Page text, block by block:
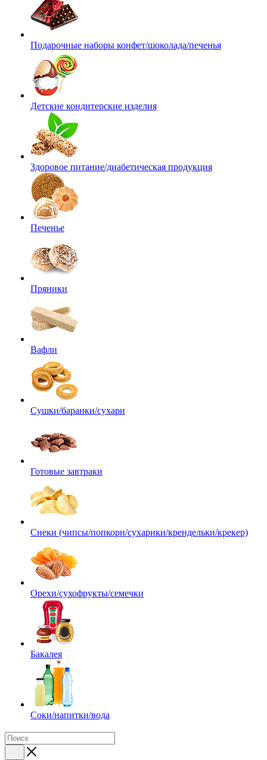
Подарочные наборы конфет/шоколада/печенья
Детские кондитерские изделия
Здоровое питание/диабетическая продукция
Печенье
Пряники
Вафли
Сушки/баранки/сухари
Готовые завтраки
Снеки (чипсы/попкорн/сухарики/крендельки/крекер)
Орехи/сухофрукты/семечки
Бакалея
Соки/напитки/вода